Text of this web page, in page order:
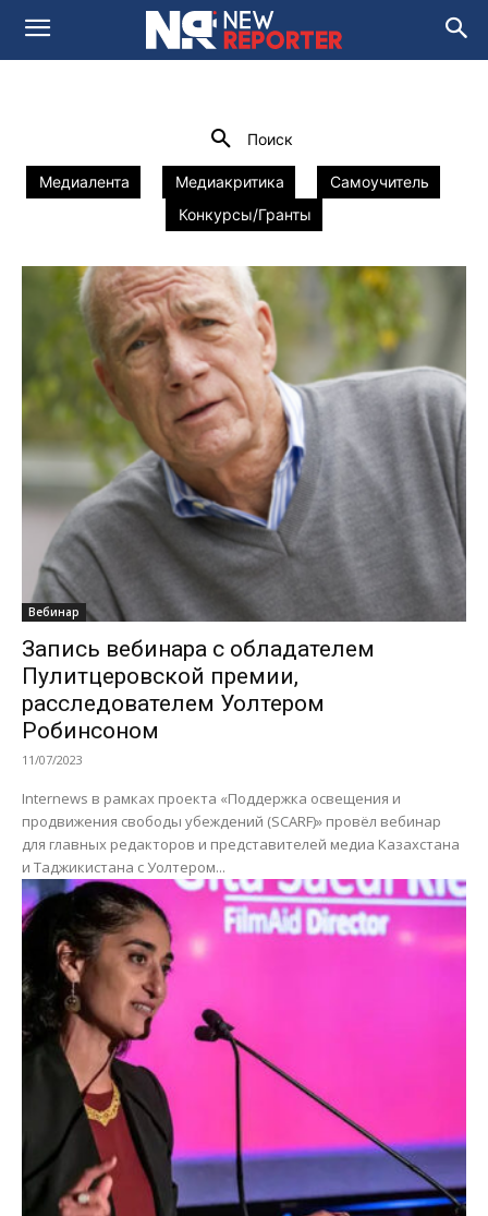
ВЕБИНАР
Поиск
Медиалента Медиакритика
Самоучитель
Конкурсы/Гранты
Вебинар
Запись вебинара с обладателем
Пулитцеровской премии,
расследователем Уолтером
Робинсоном
11/07/2023
Internews в рамках проекта «Поддержка освещения и
продвижения свободы убеждений (SCARF)» провёл вебинар
для главных редакторов и представителей медиа Казахстана
и Таджикистана с Уолтером...